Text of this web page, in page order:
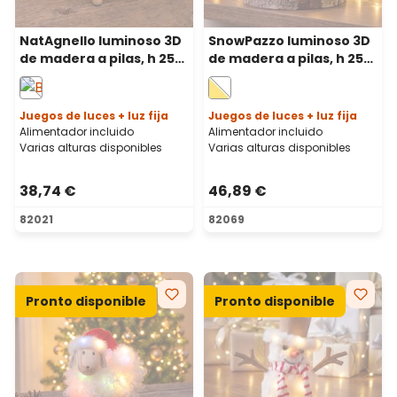
NatAgnello luminoso 3D
de madera a pilas, h 25
cm, Dual Color microled
blanco cálido y
multicolor, uso interior
Juegos de luces + luz fija
Alimentador incluido
Varias alturas disponibles
38,74 €
82021
SnowPazzo luminoso 3D
de madera a pilas, h 25
cm, Dual Color microled
blanco cálido y blanco
frío, uso interior
Juegos de luces + luz fija
Alimentador incluido
Varias alturas disponibles
46,89 €
82069
Pronto disponible Pronto disponible